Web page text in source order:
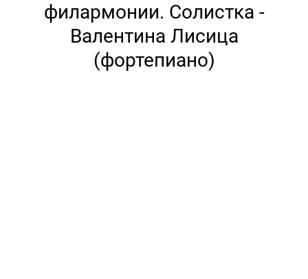
филармонии. Солистка -
Валентина Лисица
(фортепиано)